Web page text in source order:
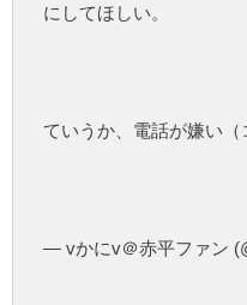
にしてほしい。
ていうか、電話が嫌い（
— vかにv＠赤平ファン